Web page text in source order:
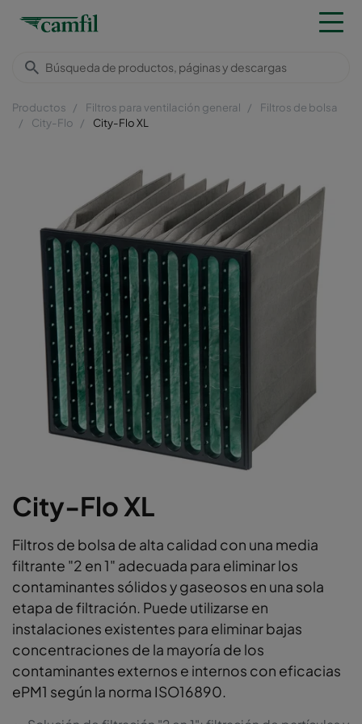
Productos Filtros para ventilación general
Filtros de bolsa
City-Flo
City-Flo XL
City-Flo XL
Filtros de bolsa de alta calidad con una media
filtrante "2 en 1" adecuada para eliminar los
contaminantes sólidos y gaseosos en una sola
etapa de filtración. Puede utilizarse en
instalaciones existentes para eliminar bajas
concentraciones de la mayoría de los
contaminantes externos e internos con eficacias
ePM1 según la norma ISO16890.